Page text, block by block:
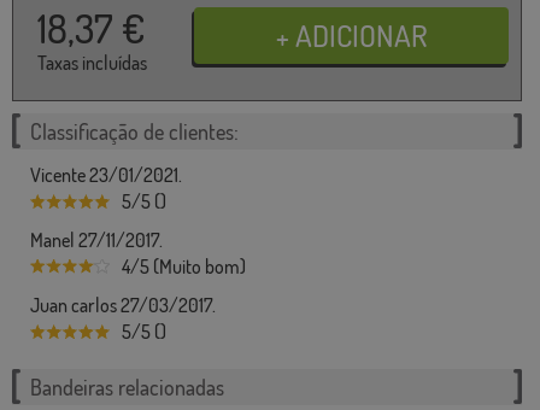
18,37 €
Taxas incluídas
Classificação de clientes:
Vicente 23/01/2021.
5/5 ()
Manel 27/11/2017.
4/5 (Muito bom)
Juan carlos 27/03/2017.
5/5 ()
Bandeiras relacionadas